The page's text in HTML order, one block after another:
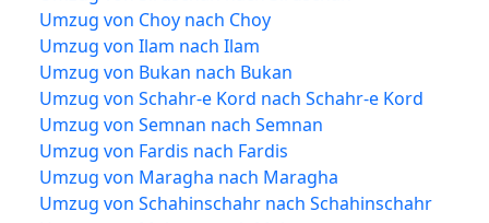
Umzug von Choy nach Choy
Umzug von Ilam nach Ilam
Umzug von Bukan nach Bukan
Umzug von Schahr-e Kord nach Schahr-e Kord
Umzug von Semnan nach Semnan
Umzug von Fardis nach Fardis
Umzug von Maragha nach Maragha
Umzug von Schahinschahr nach Schahinschahr